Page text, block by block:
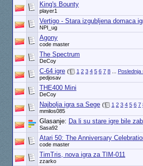
King's Bounty
player1
Vertigo - Stara izgubljena domaca
NPI_ug
Agony
code master
The Spectrum
DeCoy
C-64 igre ( 1 2 3 4 5 6 7 8... Poslednja
pedjosav
THE400 Mini
DeCoy
Najbolja igra sa Sege ( 1 2 3 4 5 6 7
mmilos085
Glasanje: Da li su stare igre bile
Sasa92
Atari 50: The Anniversary
code master
TimTris, nova igra za TIM-011
zzarko